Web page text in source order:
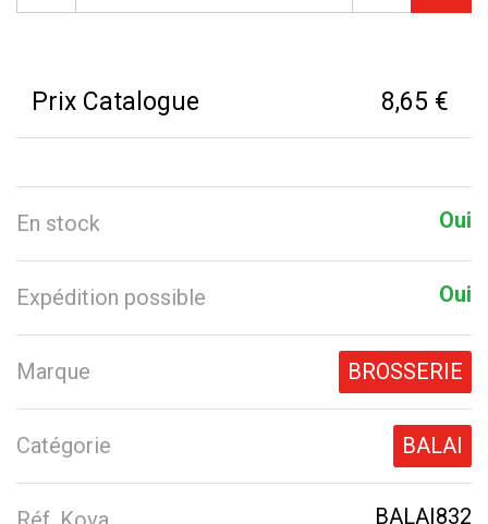
Prix Catalogue 8,65 €
En stock Oui
Expédition possible Oui
Marque BROSSERIE
Catégorie BALAI
BALAI832